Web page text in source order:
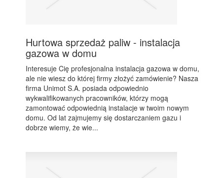
Hurtowa sprzedaż paliw - instalacja
gazowa w domu
Interesuje Cię profesjonalna instalacja gazowa w domu,
ale nie wiesz do której firmy złożyć zamówienie? Nasza
firma Unimot S.A. posiada odpowiednio
wykwalifikowanych pracowników, którzy mogą
zamontować odpowiednią instalacje w twoim nowym
domu. Od lat zajmujemy się dostarczaniem gazu i
dobrze wiemy, że wie...